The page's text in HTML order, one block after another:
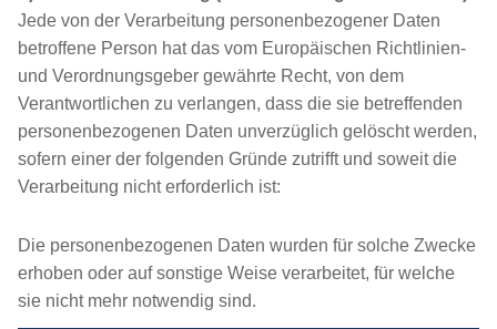
Jede von der Verarbeitung personenbezogener Daten
betroffene Person hat das vom Europäischen Richtlinien-
und Verordnungsgeber gewährte Recht, von dem
Verantwortlichen zu verlangen, dass die sie betreffenden
personenbezogenen Daten unverzüglich gelöscht werden,
sofern einer der folgenden Gründe zutrifft und soweit die
Verarbeitung nicht erforderlich ist:
Die personenbezogenen Daten wurden für solche Zwecke
erhoben oder auf sonstige Weise verarbeitet, für welche
sie nicht mehr notwendig sind.